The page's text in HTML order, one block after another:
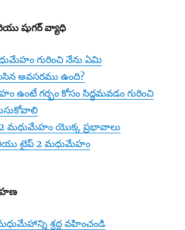
షుగర్ వ్యాధి
గురించి నేను ఏమి
అవసరము ఉంది?
ఉంటే గర్భం కోసం సిద్ధమవడం గురించి
2 మధుమేహం యొక్క ప్రభావాలు
టైప్ 2 మధుమేహం
శ్రద్ద వహించండి